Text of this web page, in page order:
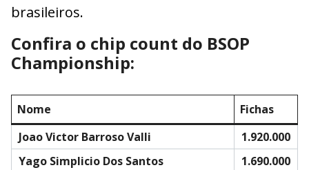
brasileiros.
Confira o chip count do BSOP
Championship:
Nome
Fichas
Joao Victor Barroso Valli
1.920.000
Yago Simplicio Dos Santos
1.690.000